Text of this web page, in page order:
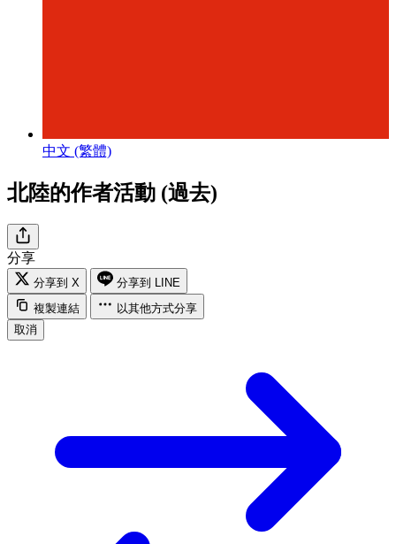
中文 (繁體)
北陸的作者活動 (過去)
分享
分享到 X
分享到 LINE
複製連結
以其他方式分享
取消